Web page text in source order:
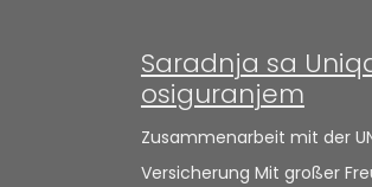
Saradnja sa
osiguranjem
Zusammenarbeit mit der
Versicherung Mit großer